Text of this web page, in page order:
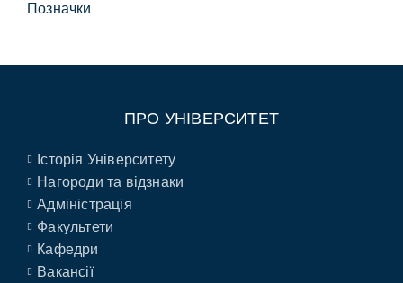
Позначки
ПРО УНІВЕРСИТЕТ
Історія Університету
Нагороди та відзнаки
Адміністрація
Факультети
Кафедри
Вакансії